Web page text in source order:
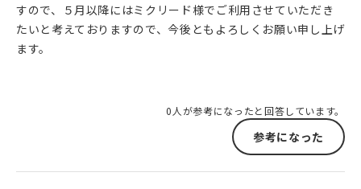
すので、５月以降にはミクリード様でご利用させていただき
たいと考えておりますので、今後ともよろしくお願い申し上げ
ます。
0人が参考になったと回答しています。
参考になった